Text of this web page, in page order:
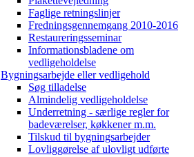
Faglige retningslinjer
Fredningsgennemgang 2010-2016
Restaureringsseminar
Informationsbladene om
vedligeholdelse
Bygningsarbejde eller vedligehold
Søg tilladelse
Almindelig vedligeholdelse
Underretning - særlige regler for
badeværelser, køkkener m.m.
Tilskud til bygningsarbejder
Lovliggørelse af ulovligt udførte